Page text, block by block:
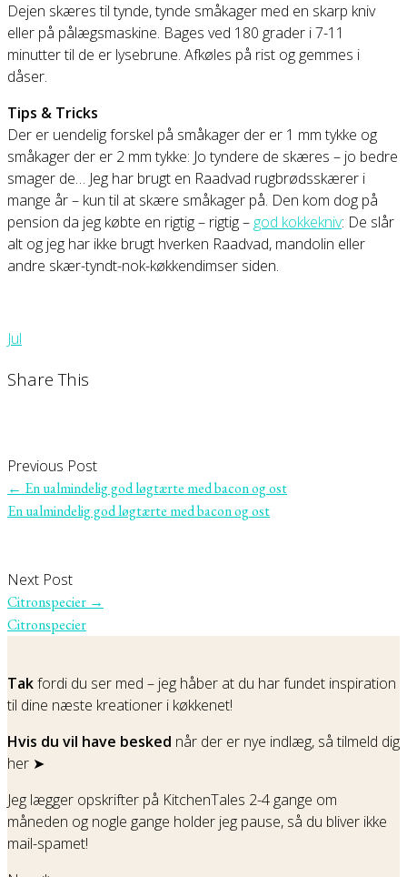
Dejen skæres til tynde, tynde småkager med en skarp kniv
eller på pålægsmaskine. Bages ved 180 grader i 7-11
minutter til de er lysebrune. Afkøles på rist og gemmes i
dåser.
Tips & Tricks
Der er uendelig forskel på småkager der er 1 mm tykke og
småkager der er 2 mm tykke: Jo tyndere de skæres – jo bedre
smager de… Jeg har brugt en Raadvad rugbrødsskærer i
mange år – kun til at skære småkager på. Den kom dog på
pension da jeg købte en rigtig – rigtig – god kokkekniv: De slår
alt og jeg har ikke brugt hverken Raadvad, mandolin eller
andre skær-tyndt-nok-køkkendimser siden.
Jul
Share This
Previous Post
← En ualmindelig god løgtærte med bacon og ost
En ualmindelig god løgtærte med bacon og ost
Next Post
Citronspecier →
Citronspecier
Takfordi du ser med – jeg håber at du har fundet inspiration
til dine næste kreationer i køkkenet!
Hvis du vil have besked når der er nye indlæg, så tilmeld dig
her ➤
Jeg lægger opskrifter på KitchenTales 2-4 gange om
måneden og nogle gange holder jeg pause, så du bliver ikke
mail-spamet!